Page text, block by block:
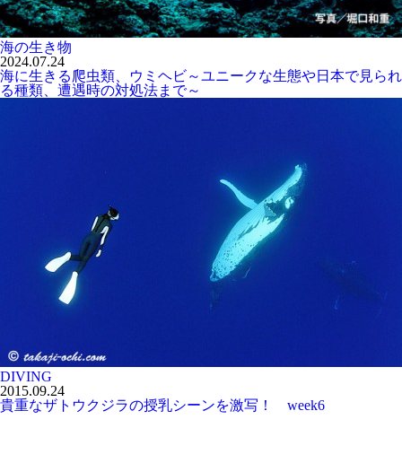
海の生き物
2024.07.24
海に生きる爬虫類、ウミヘビ～ユニークな生態や日本で見られ
る種類、遭遇時の対処法まで～
DIVING
2015.09.24
貴重なザトウクジラの授乳シーンを激写！ week6